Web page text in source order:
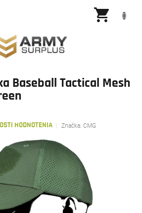
Baseball Tactical Mesh
HODNOTENIA Značka: CMG